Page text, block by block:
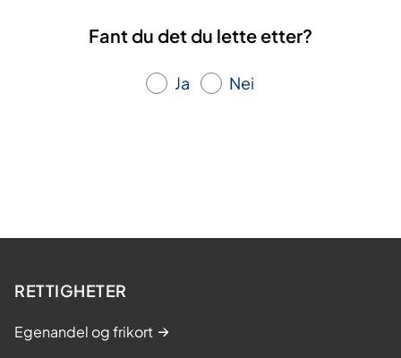
Fant du det du lette etter?
Ja Nei
RETTIGHETER
Egenandel og frikort